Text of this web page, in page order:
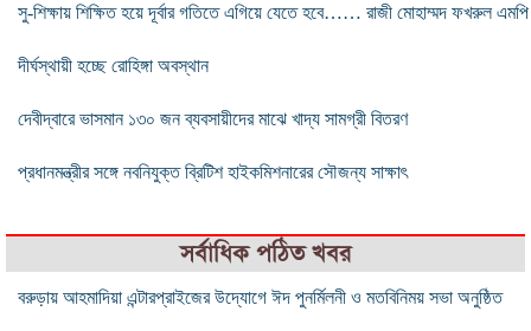
সু-শিক্ষায় শিক্ষিত হয়ে দূর্বার গতিতে এগিয়ে যেতে হবে…… রাজী মোহাম্মদ ফখরুল এমপি
দীর্ঘস্থায়ী হচ্ছে রোহিঙ্গা অবস্থান
দেবীদ্বারে ভাসমান ১৩০ জন ব্যবসায়ীদের মাঝে খাদ্য সামগ্রী বিতরণ
প্রধানমন্ত্রীর সঙ্গে নবনিযুক্ত ব্রিটিশ হাইকমিশনারের সৌজন্য সাক্ষাৎ
সর্বাধিক পঠিত খবর
বরুড়ায় আহমাদিয়া এন্টারপ্রাইজের উদ্যোগে ঈদ পুনর্মিলনী ও মতবিনিময় সভা অনুষ্ঠিত